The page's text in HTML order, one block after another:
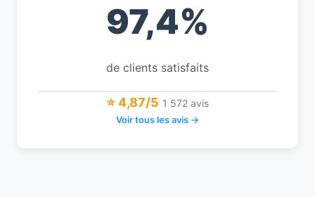
97,4%
de clients satisfaits
⭐ 4,87/5 1 572 avis
Voir tous les avis →